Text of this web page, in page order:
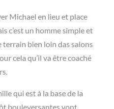
Michael en lieu et place
c’est un homme simple et
bien loin das salons
cela qu’il va être coaché
qui est à la base de la
bouleversantes vont